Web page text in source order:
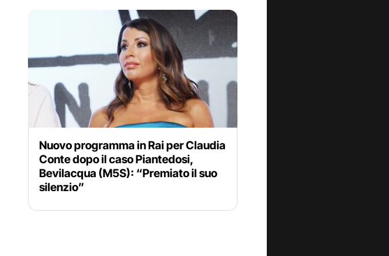
Nuovo programma in Rai per Claudia
Conte dopo il caso Piantedosi,
Bevilacqua (M5S): “Premiato il suo
silenzio”